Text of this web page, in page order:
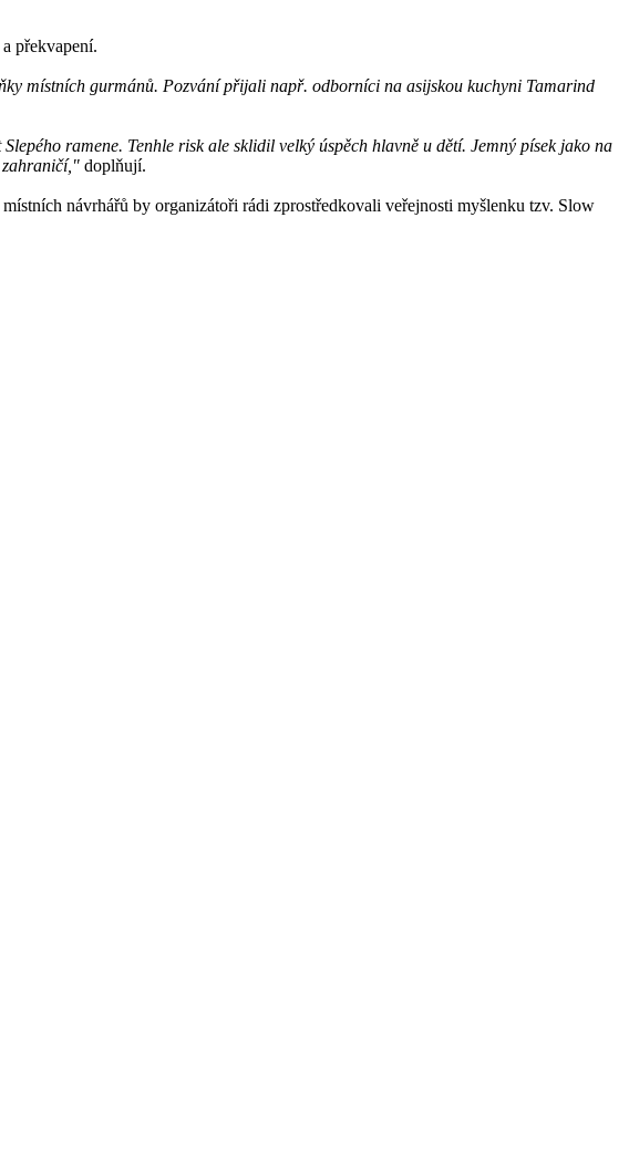
překvapení.
místních gurmánů. Pozvání přijali např. odborníci na asijskou kuchyni Tamarind
ramene. Tenhle risk ale sklidil velký úspěch hlavně u dětí. Jemný písek jako na
zahraničí," doplňují.
návrhářů by organizátoři rádi zprostředkovali veřejnosti myšlenku tzv. Slow